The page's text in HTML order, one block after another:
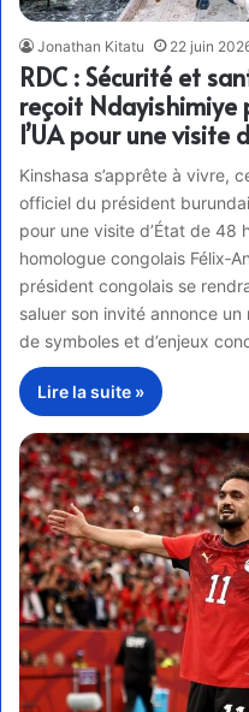
Jonathan Kitatu 22 juin
RDC : Sécurité et
reçoit Ndayishimiye
l’UA pour une visite
Kinshasa s’apprête à vivre,
officiel du président
pour une visite d’État de 48
homologue congolais
président congolais se
saluer son invité annonce
de symboles et d’enjeux
Lire la suite »